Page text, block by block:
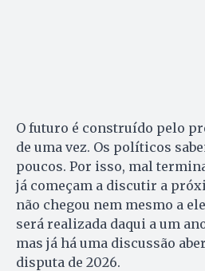
O futuro é construído pelo
de uma vez. Os políticos
poucos. Por isso, mal
já começam a discutir a
não chegou nem mesmo a
será realizada daqui a um
mas já há uma discussão
disputa de 2026.